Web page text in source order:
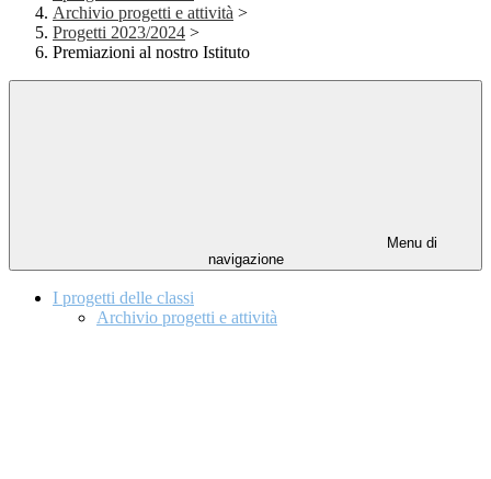
Archivio progetti e attività >
Progetti 2023/2024 >
Premiazioni al nostro Istituto
Menu di
navigazione
I progetti delle classi
Archivio progetti e attività